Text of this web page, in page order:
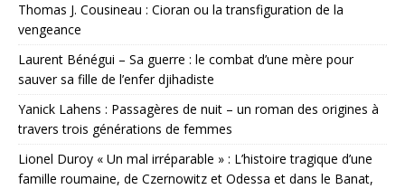
Thomas J. Cousineau : Cioran ou la transfiguration de la
vengeance
Laurent Bénégui – Sa guerre : le combat d’une mère pour
sauver sa fille de l’enfer djihadiste
Yanick Lahens : Passagères de nuit – un roman des origines à
travers trois générations de femmes
Lionel Duroy « Un mal irréparable » : L’histoire tragique d’une
famille roumaine, de Czernowitz et Odessa et dans le Banat,